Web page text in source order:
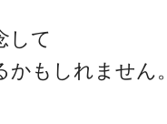
して
もしれません。